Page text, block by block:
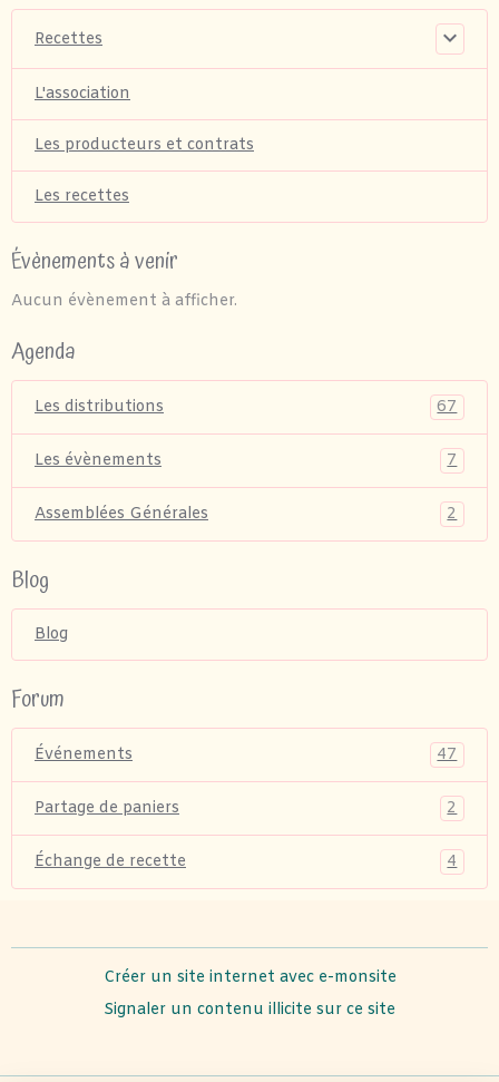
Recettes
L'association
Les producteurs et contrats
Les recettes
Évènements à venir
Aucun évènement à afficher.
Agenda
Les distributions 67
Les évènements 7
Assemblées Générales 2
Blog
Blog
Forum
Événements 47
Partage de paniers 2
Échange de recette 4
Créer un site internet avec e-monsite
Signaler un contenu illicite sur ce site